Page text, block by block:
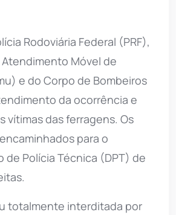
Rodoviária Federal (PRF),
Móvel de
e do Corpo de Bombeiros
da ocorrência e
vítimas das ferragens. Os
para o
de Polícia Técnica (DPT) de
totalmente interditada por